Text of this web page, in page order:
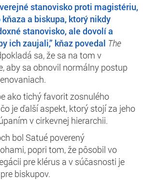
stanovisko proti magistériu,
kňaza a biskupa, ktorý nikdy
stanovisko, ale dovolí a
ich zaujali,” kňaz povedal The
sa, že sa na tom v
aby sa obnovil normálny postup
ako tichý favorit zosnulého
je ďalší aspekt, ktorý stojí za jeho
v cirkevnej hierarchii.
bol Satué poverený
popri tom, že pôsobil vo
pre klérus a v súčasnosti je
biskupov.